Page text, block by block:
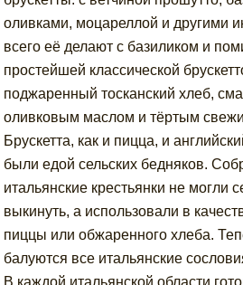
оливками, моцареллой и другими
всего её делают с базиликом и
простейшей классической
поджаренный тосканский хлеб,
оливковым маслом и тёртым
Брускетта, как и пицца, и
были едой сельских бедняков.
итальянские крестьянки не могли
выкинуть, а использовали в
пиццы или обжаренного хлеба.
балуются все итальянские